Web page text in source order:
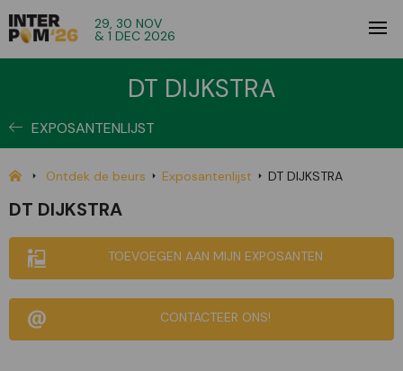
29, 30 NOV
& 1 DEC 2026
DT DIJKSTRA
EXPOSANTENLIJST
Ontdek de beurs Exposantenlijst DT DIJKSTRA
DT DIJKSTRA
TOEVOEGEN AAN MIJN EXPOSANTEN
CONTACTEER ONS!